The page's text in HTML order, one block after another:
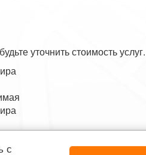
уточнить стоимость услуг.
с